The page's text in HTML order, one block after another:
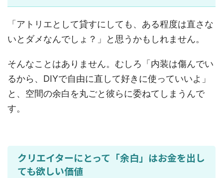
「アトリエとして貸すにしても、ある程度は直さな
いとダメなんでしょ？」と思うかもしれません。
そんなことはありません。むしろ「内装は傷んでい
るから、DIYで自由に直して好きに使っていいよ」
と、空間の余白を丸ごと彼らに委ねてしまうんで
す。
クリエイターにとって「余白」はお金を出し
ても欲しい価値